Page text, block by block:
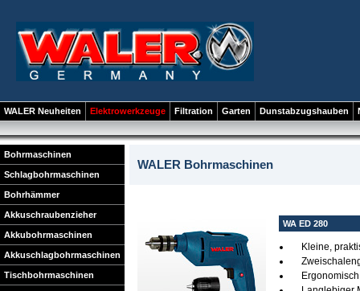
WALER Neuheiten Elektrowerkzeuge Filtration Garten Dunstabzugshauben
Bohrmaschinen
Schlagbohrmaschinen
Bohrhämmer
Akkuschraubenzieher
Akkubohrmaschinen
Akkuschlagbohrmaschinen
Tischbohrmaschinen
WALER Bohrmaschinen
WA ED 280
Kleine,